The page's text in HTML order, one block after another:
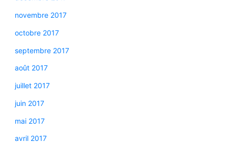
novembre 2017
octobre 2017
septembre 2017
août 2017
juillet 2017
juin 2017
mai 2017
avril 2017